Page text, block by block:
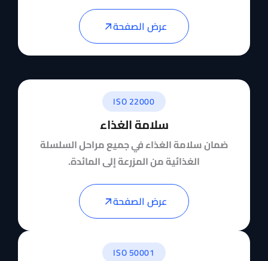
عرض الصفحة
ISO 22000
سلامة الغذاء
ضمان سلامة الغذاء في جميع مراحل السلسلة
الغذائية من المزرعة إلى المائدة.
عرض الصفحة
ISO 50001